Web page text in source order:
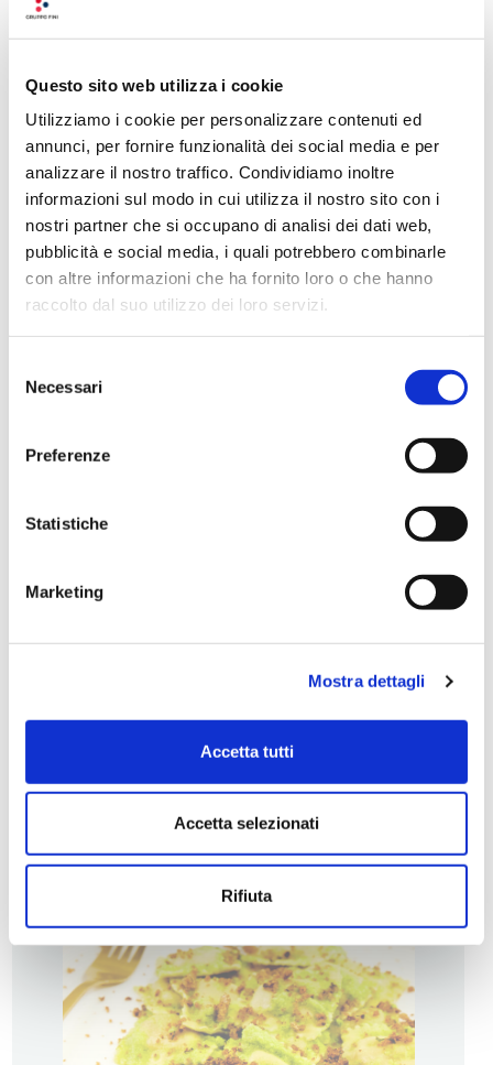
Questo sito web utilizza i cookie
Utilizziamo i cookie per personalizzare contenuti ed
annunci, per fornire funzionalità dei social media e per
analizzare il nostro traffico. Condividiamo inoltre
informazioni sul modo in cui utilizza il nostro sito con i
nostri partner che si occupano di analisi dei dati web,
pubblicità e social media, i quali potrebbero combinarle
con altre informazioni che ha fornito loro o che hanno
raccolto dal suo utilizzo dei loro servizi.
delNecessari
Preferenze
Statistiche
Marketing
Mostra dettagli
Accetta tutti
Accetta selezionati
Rifiuta
tortelli con sopra i petali di pecorino.
Recensioni su questo
prodotto
0
Non ci sono ancora recensioni. Lascia qui la
tua recensione!
Ti potrebbero interessare
altre ricette